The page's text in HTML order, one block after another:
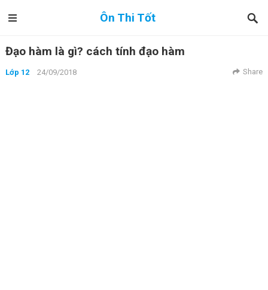
Ôn Thi Tốt
Đạo hàm là gì? cách tính đạo hàm
Lớp 12 24/09/2018 Share